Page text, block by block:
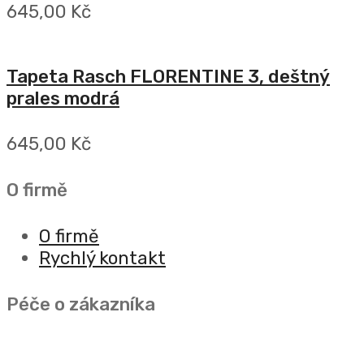
645,00 Kč
Tapeta Rasch FLORENTINE 3, deštný
prales modrá
645,00 Kč
O firmě
O firmě
Rychlý kontakt
Péče o zákazníka